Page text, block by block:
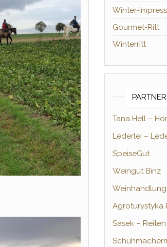
Winter-
Gourmet-Ritt
Winterritt
Tana Hell –
Lederlei –
SpeiseGut
Weingut Binz
Agroturystyka
Sasek –